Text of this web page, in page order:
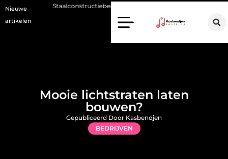
Nieuwe
artikelen
Staalconstructiebedrijf Molenschot: vakmanschap in staalconstructies,
Mooie lichtstraten laten
bouwen?
BEDRIJVEN
Gepubliceerd Door Kasbendjen